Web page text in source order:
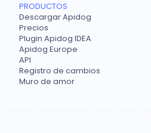
PRODUCTOS
Descargar Apidog
Precios
Plugin Apidog IDEA
Apidog Europe
API
Registro de cambios
Muro de amor